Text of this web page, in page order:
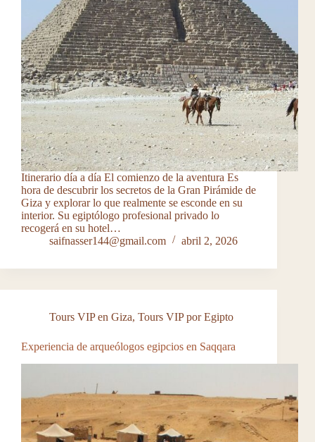
Itinerario día a día El comienzo de la aventura Es
hora de descubrir los secretos de la Gran Pirámide de
Giza y explorar lo que realmente se esconde en su
interior. Su egiptólogo profesional privado lo
recogerá en su hotel…
saifnasser144@gmail.com
abril 2, 2026
Tours VIP en Giza, Tours VIP por Egipto
Experiencia de arqueólogos egipcios en Saqqara